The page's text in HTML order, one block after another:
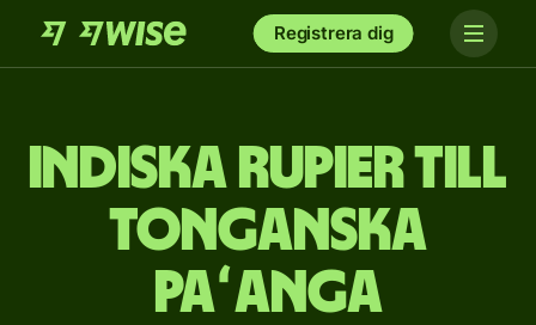
Registrera dig
Indiska rupier till
tonganska
paʻanga